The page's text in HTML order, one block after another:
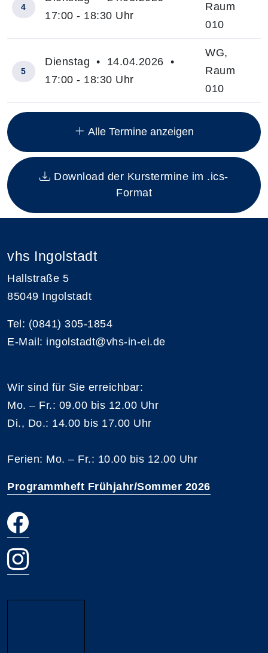
Insgesamt gibt es 15 Termine zum diesen Kurs
4
17:00 - 18:30 Uhr
Raum
010
5
Dienstag • 14.04.2026 •
17:00 - 18:30 Uhr
WG,
Raum
010
Alle Termine anzeigen
Download der Kurstermine im .ics-
Format
vhs Ingolstadt
Hallstraße 5
85049 Ingolstadt
Tel: (0841) 305-1854
E-Mail: ingolstadt@vhs-in-ei.de
Wir sind für Sie erreichbar:
Mo. – Fr.: 09.00 bis 12.00 Uhr
Di., Do.: 14.00 bis 17.00 Uhr
Ferien: Mo. – Fr.: 10.00 bis 12.00 Uhr
Programmheft Frühjahr/Sommer 2026